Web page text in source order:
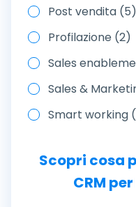
Post vendita (5)
Profilazione (2)
Sales
Sales &
Smart working
Scopri cosa
CRM